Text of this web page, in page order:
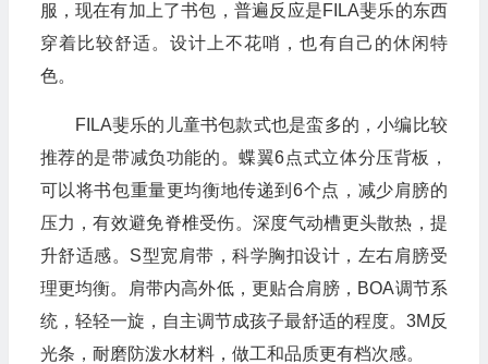
服，现在有加上了书包，普遍反应是FILA斐乐的东西
穿着比较舒适。设计上不花哨，也有自己的休闲特
色。
FILA斐乐的儿童书包款式也是蛮多的，小编比较
推荐的是带减负功能的。蝶翼6点式立体分压背板，
可以将书包重量更均衡地传递到6个点，减少肩膀的
压力，有效避免脊椎受伤。深度气动槽更头散热，提
升舒适感。S型宽肩带，科学胸扣设计，左右肩膀受
理更均衡。肩带内高外低，更贴合肩膀，BOA调节系
统，轻轻一旋，自主调节成孩子最舒适的程度。3M反
光条，耐磨防泼水材料，做工和品质更有档次感。